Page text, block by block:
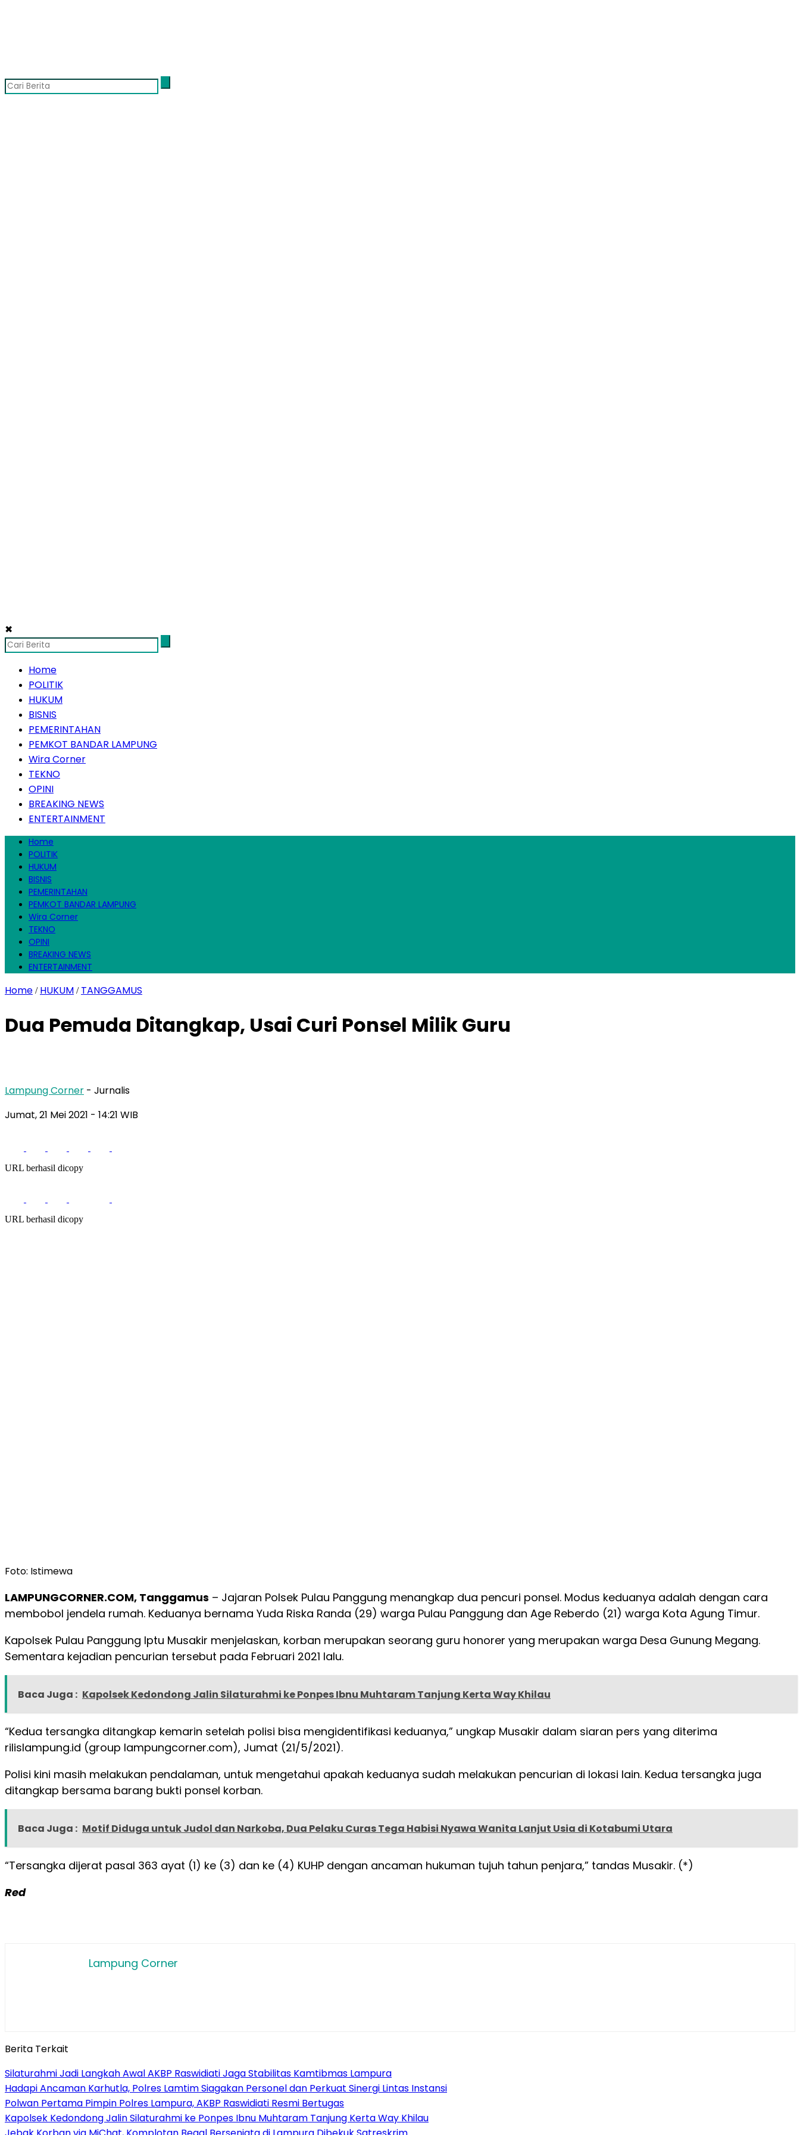
✖
Home
POLITIK
HUKUM
BISNIS
PEMERINTAHAN
PEMKOT BANDAR LAMPUNG
Wira Corner
TEKNO
OPINI
BREAKING NEWS
ENTERTAINMENT
Home
POLITIK
HUKUM
BISNIS
PEMERINTAHAN
PEMKOT BANDAR LAMPUNG
Wira Corner
TEKNO
OPINI
BREAKING NEWS
ENTERTAINMENT
Home / HUKUM / TANGGAMUS
Dua Pemuda Ditangkap, Usai Curi Ponsel Milik Guru
Lampung Corner - Jurnalis
Jumat, 21 Mei 2021 - 14:21 WIB
URL berhasil dicopy
URL berhasil dicopy
Foto: Istimewa
LAMPUNGCORNER.COM, Tanggamus – Jajaran Polsek Pulau Panggung menangkap dua pencuri ponsel. Modus keduanya adalah dengan cara
membobol jendela rumah. Keduanya bernama Yuda Riska Randa (29) warga Pulau Panggung dan Age Reberdo (21) warga Kota Agung Timur.
Kapolsek Pulau Panggung Iptu Musakir menjelaskan, korban merupakan seorang guru honorer yang merupakan warga Desa Gunung Megang.
Sementara kejadian pencurian tersebut pada Februari 2021 lalu.
Baca Juga : Kapolsek Kedondong Jalin Silaturahmi ke Ponpes Ibnu Muhtaram Tanjung Kerta Way Khilau
“Kedua tersangka ditangkap kemarin setelah polisi bisa mengidentifikasi keduanya,” ungkap Musakir dalam siaran pers yang diterima
rilislampung.id (group lampungcorner.com), Jumat (21/5/2021).
Polisi kini masih melakukan pendalaman, untuk mengetahui apakah keduanya sudah melakukan pencurian di lokasi lain. Kedua tersangka juga
ditangkap bersama barang bukti ponsel korban.
Baca Juga : Motif Diduga untuk Judol dan Narkoba, Dua Pelaku Curas Tega Habisi Nyawa Wanita Lanjut Usia di Kotabumi Utara
“Tersangka dijerat pasal 363 ayat (1) ke (3) dan ke (4) KUHP dengan ancaman hukuman tujuh tahun penjara,” tandas Musakir. (*)
Red
Lampung Corner
Berita Terkait
Silaturahmi Jadi Langkah Awal AKBP Raswidiati Jaga Stabilitas Kamtibmas Lampura
Hadapi Ancaman Karhutla, Polres Lamtim Siagakan Personel dan Perkuat Sinergi Lintas Instansi
Polwan Pertama Pimpin Polres Lampura, AKBP Raswidiati Resmi Bertugas
Kapolsek Kedondong Jalin Silaturahmi ke Ponpes Ibnu Muhtaram Tanjung Kerta Way Khilau